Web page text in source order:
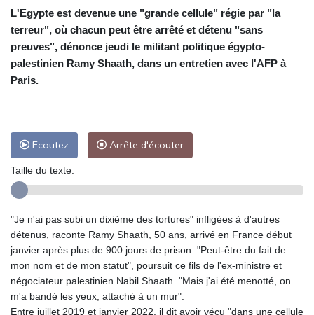
L'Egypte est devenue une "grande cellule" régie par "la
terreur", où chacun peut être arrêté et détenu "sans
preuves", dénonce jeudi le militant politique égypto-
palestinien Ramy Shaath, dans un entretien avec l'AFP à
Paris.
Ecoutez Arrête d'écouter
Taille du texte:
"Je n'ai pas subi un dixième des tortures" infligées à d'autres
détenus, raconte Ramy Shaath, 50 ans, arrivé en France début
janvier après plus de 900 jours de prison. "Peut-être du fait de
mon nom et de mon statut", poursuit ce fils de l'ex-ministre et
négociateur palestinien Nabil Shaath. "Mais j'ai été menotté, on
m'a bandé les yeux, attaché à un mur".
Entre juillet 2019 et janvier 2022, il dit avoir vécu "dans une cellule